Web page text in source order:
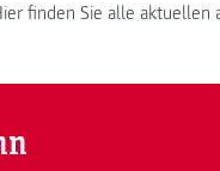
finden Sie alle aktuellen